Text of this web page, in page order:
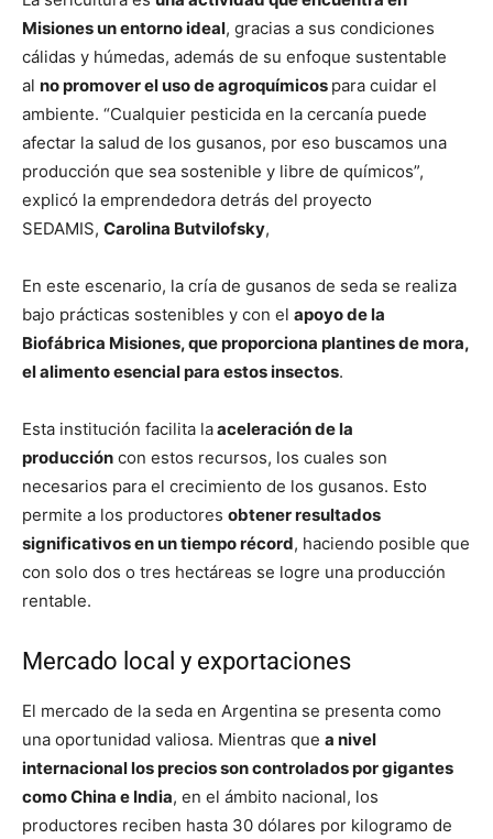
Misiones un entorno ideal, gracias a sus condiciones
cálidas y húmedas, además de su enfoque sustentable
al no promover el uso de agroquímicos para cuidar el
ambiente. “Cualquier pesticida en la cercanía puede
afectar la salud de los gusanos, por eso buscamos una
producción que sea sostenible y libre de químicos”,
explicó la emprendedora detrás del proyecto
SEDAMIS, Carolina Butvilofsky,
En este escenario, la cría de gusanos de seda se realiza
bajo prácticas sostenibles y con el apoyo de la
Biofábrica Misiones, que proporciona plantines de mora,
el alimento esencial para estos insectos.
Esta institución facilita laaceleración de la
producción con estos recursos, los cuales son
necesarios para el crecimiento de los gusanos. Esto
permite a los productores obtener resultados
significativos en un tiempo récord, haciendo posible que
con solo dos o tres hectáreas se logre una producción
rentable.
Mercado local y exportaciones
El mercado de la seda en Argentina se presenta como
una oportunidad valiosa. Mientras que a nivel
internacional los precios son controlados por gigantes
como China e India, en el ámbito nacional, los
productores reciben hasta 30 dólares por kilogramo de